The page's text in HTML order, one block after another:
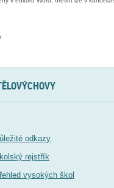
odkazy
rejstřík
vysokých škol